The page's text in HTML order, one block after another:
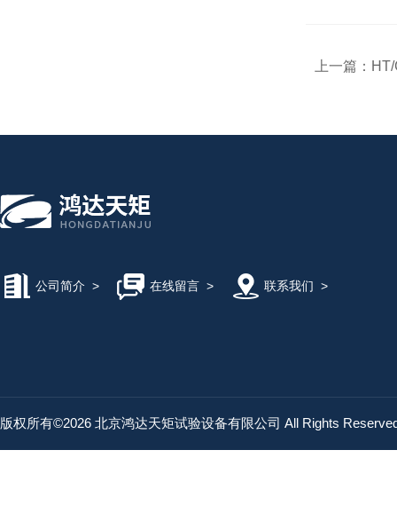
上一篇：
公司简介 > 在线留言> 联系我们 >
版权所有©2026 北京鸿达天矩试验设备有限公司 All Rights